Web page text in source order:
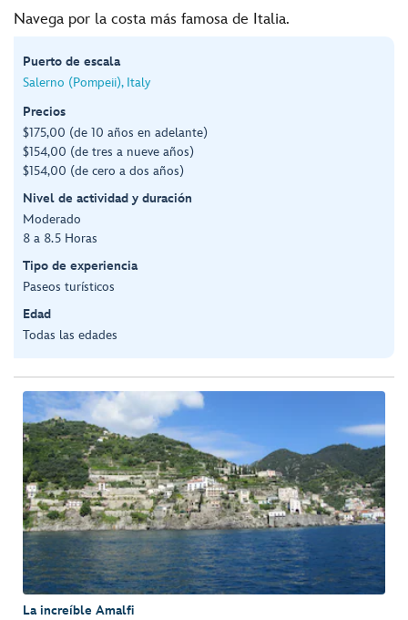
Navega por la costa más famosa de Italia.
Puerto de escala
Salerno (Pompeii), Italy
Precios
$175,00 (de 10 años en adelante)
$154,00 (de tres a nueve años)
$154,00 (de cero a dos años)
Nivel de actividad y duración
Moderado
8 a 8.5 Horas
Tipo de experiencia
Paseos turísticos
Edad
Todas las edades
La increíble Amalfi